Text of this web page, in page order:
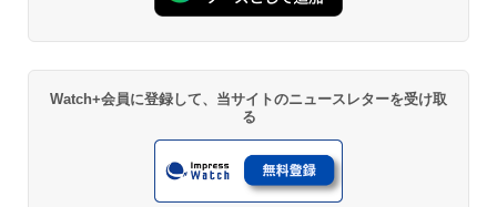
Watch+会員に登録して、当サイトのニュースレターを受け取
る